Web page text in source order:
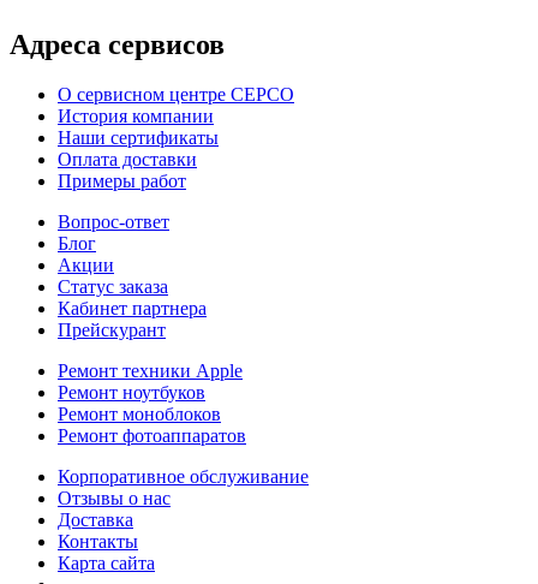
Адреса сервисов
О сервисном центре СЕРСО
История компании
Наши сертификаты
Оплата доставки
Примеры работ
Вопрос-ответ
Блог
Акции
Статус заказа
Кабинет партнера
Прейскурант
Ремонт техники Apple
Ремонт ноутбуков
Ремонт моноблоков
Ремонт фотоаппаратов
Корпоративное обслуживание
Отзывы о нас
Доставка
Контакты
Карта сайта